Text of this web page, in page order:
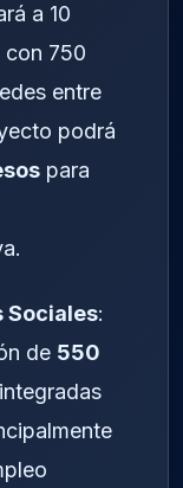
a 10
750
entre
podrá
para
Sociales:
de 550